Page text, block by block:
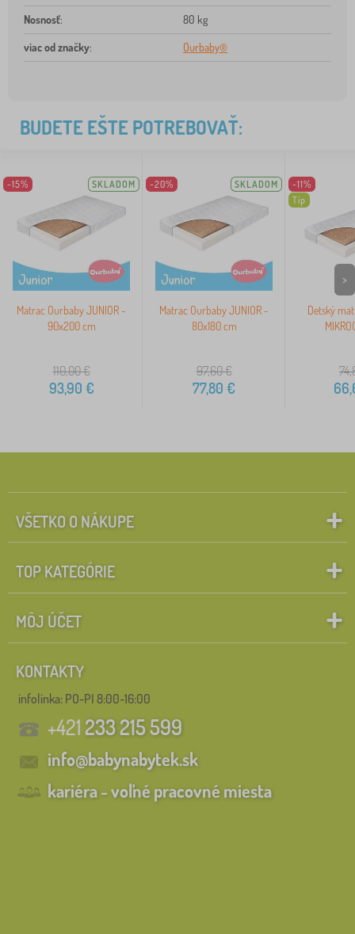
Nosnosť: 80 kg
viac od značky: Ourbaby®
BUDETE EŠTE POTREBOVAŤ:
-15% SKLADOM
Matrac Ourbaby JUNIOR -
90x200 cm
110,00€
93,90 €
-20% SKLADOM
Matrac Ourbaby JUNIOR -
80x180 cm
97,60€
77,80 €
-11%
Tip
Detský
>
VŠETKO O NÁKUPE
TOP KATEGÓRIE
MÔJ ÚČET
KONTAKTY
infolinka: PO-PI 8:00-16:00
+421233 215 599
info@babynabytek.sk
kariéra - voľné pracovné miesta